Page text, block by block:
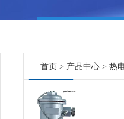
首页 > 产品中心 > 热